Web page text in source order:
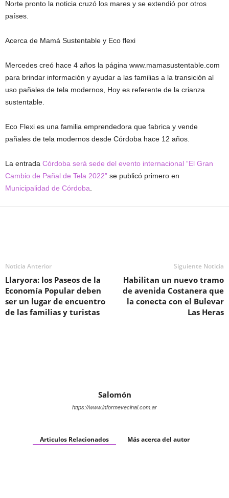
Norte pronto la noticia cruzó los mares y se extendió por otros
países.
Acerca de Mamá Sustentable y Eco flexi
Mercedes creó hace 4 años la página www.mamasustentable.com
para brindar información y ayudar a las familias a la transición al
uso pañales de tela modernos, Hoy es referente de la crianza
sustentable.
Eco Flexi es una familia emprendedora que fabrica y vende
pañales de tela modernos desde Córdoba hace 12 años.
La entrada Córdoba será sede del evento internacional “El Gran
Cambio de Pañal de Tela 2022” se publicó primero en
Municipalidad de Córdoba
Noticia Anterior
Llaryora: los Paseos de la
Economía Popular deben
ser un lugar de encuentro
de las familias y turistas
Siguiente Noticia
Habilitan un nuevo tramo
de avenida Costanera que
la conecta con el Bulevar
Las Heras
Salomón
https://www.informevecinal.com.ar
Articulos Relacionados Más acerca del autor